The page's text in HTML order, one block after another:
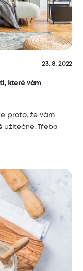
23. 8. 2022
které vám
proto, že vám
užitečné. Třeba